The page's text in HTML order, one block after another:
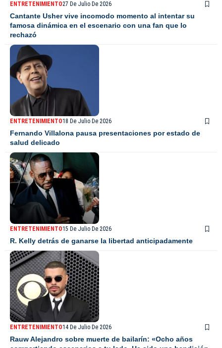
ENTRETENIMIENTO27 De Julio De 2026
Cantante Usher vive incomodo momento al intentar su
famosa dinámica en el escenario con una fan que lo
rechazó
ENTRETENIMIENTO18 De Julio De 2026
Fernando Villalona pausa presentaciones por estado de
salud delicado
ENTRETENIMIENTO15 De Julio De 2026
R. Kelly detrás de ganarse la libertad anticipadamente
ENTRETENIMIENTO14 De Julio De 2026
Rauw Alejandro sobre muerte de bailarín: «Ocho años